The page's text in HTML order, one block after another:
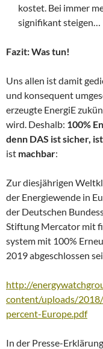
kostet. Bei immer
signifikant steigen…
Fazit: Was tun!
Uns allen ist damit
und konsequent
erzeugte EnergiE
wird. Deshalb: 100%
denn DAS ist sicher,
ist machbar:
Zur diesjährigen
der Energiewende in
der Deutschen
Stiftung Mercator mit
system mit 100%
2019 abgeschlossen
http://
content/uploads/2018/
percent-Europe.pdf
In der Presse-